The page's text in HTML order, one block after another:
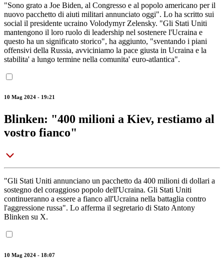
"Sono grato a Joe Biden, al Congresso e al popolo americano per il
nuovo pacchetto di aiuti militari annunciato oggi". Lo ha scritto sui
social il presidente ucraino Volodymyr Zelensky. "Gli Stati Uniti
mantengono il loro ruolo di leadership nel sostenere l'Ucraina e
questo ha un significato storico", ha aggiunto, "sventando i piani
offensivi della Russia, avviciniamo la pace giusta in Ucraina e la
stabilita' a lungo termine nella comunita' euro-atlantica".
10 Mag 2024 - 19:21
Blinken: "400 milioni a Kiev, restiamo al
vostro fianco"
"Gli Stati Uniti annunciano un pacchetto da 400 milioni di dollari a
sostegno del coraggioso popolo dell'Ucraina. Gli Stati Uniti
continueranno a essere a fianco all'Ucraina nella battaglia contro
l'aggressione russa". Lo afferma il segretario di Stato Antony
Blinken su X.
10 Mag 2024 - 18:07